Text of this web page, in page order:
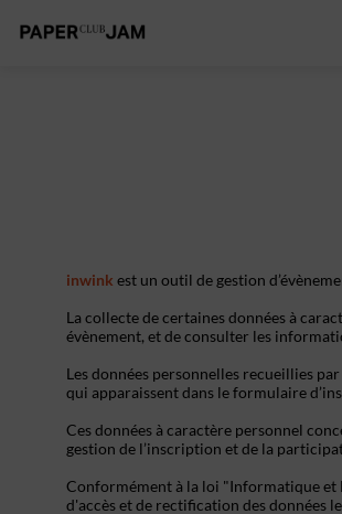
inwink est un outil de gestion
La collecte de certaines données à
évènement, et de consulter les
Les données personnelles recueillies
qui apparaissent dans le formulaire
Ces données à caractère personnel
gestion de l’inscription et de la
Conformément à la loi "Informatique et
d'accès et de rectification des données